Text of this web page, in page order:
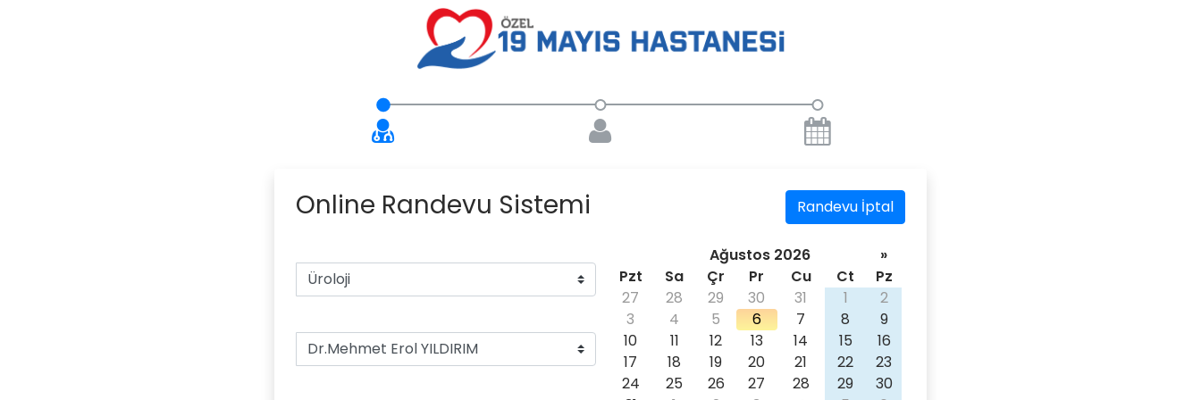
Randevu İptal
Online Randevu Sistemi
Ağustos 2026
»
Pzt
Sa Çr Pr Cu Ct
Pz
27
28 29 30 31 1
2
3
4 5 6 7 8
9
10
11 12 13 14 15
16
17
18 19 20 21 22
23
24
25 26 27 28 29
30